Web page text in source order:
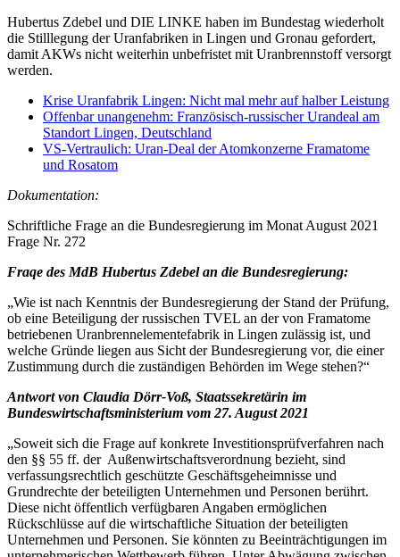
Hubertus Zdebel und DIE LINKE haben im Bundestag wiederholt
die Stilllegung der Uranfabriken in Lingen und Gronau gefordert,
damit AKWs nicht weiterhin unbefristet mit Uranbrennstoff versorgt
werden.
Krise Uranfabrik Lingen: Nicht mal mehr auf halber Leistung
Offenbar unangenehm: Französisch-russischer Urandeal am
Standort Lingen, Deutschland
VS-Vertraulich: Uran-Deal der Atomkonzerne Framatome
und Rosatom
Dokumentation:
Schriftliche Frage an die Bundesregierung im Monat August 2021
Frage Nr. 272
Fraqe des MdB Hubertus Zdebel an die Bundesregierung:
„Wie ist nach Kenntnis der Bundesregierung der Stand der Prüfung,
ob eine Beteiligung der russischen TVEL an der von Framatome
betriebenen Uranbrennelementefabrik in Lingen zulässig ist, und
welche Gründe liegen aus Sicht der Bundesregierung vor, die einer
Zustimmung durch die zuständigen Behörden im Wege stehen?“
Antwort von Claudia Dörr-Voß, Staatssekretärin im
Bundeswirtschaftsministerium vom 27. August 2021
„Soweit sich die Frage auf konkrete Investitionsprüfverfahren nach
den §§ 55 ff. der Außenwirtschaftsverordnung bezieht, sind
verfassungsrechtlich geschützte Geschäftsgeheimnisse und
Grundrechte der beteiligten Unternehmen und Personen berührt.
Diese nicht öffentlich verfügbaren Angaben ermöglichen
Rückschlüsse auf die wirtschaftliche Situation der beteiligten
Unternehmen und Personen. Sie könnten zu Beeinträchtigungen im